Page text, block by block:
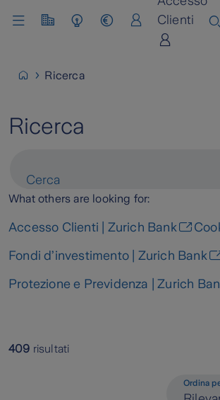
Clienti
Ricerca
Ricerca
What others are looking for:
Accesso Clienti | Zurich Bank
Fondi d’investimento | Zurich Bank
Protezione e Previdenza | Zurich
409 risultati
Ordina